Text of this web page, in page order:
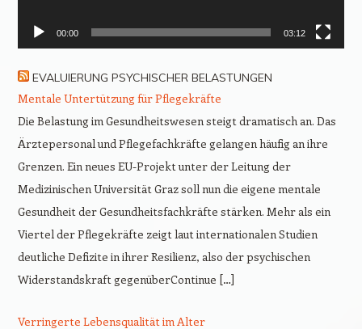
00:00 03:12
EVALUIERUNG PSYCHISCHER BELASTUNGEN
Mentale Untertützung für Pflegekräfte
Die Belastung im Gesundheitswesen steigt dramatisch an. Das
Ärztepersonal und Pflegefachkräfte gelangen häufig an ihre
Grenzen. Ein neues EU-Projekt unter der Leitung der
Medizinischen Universität Graz soll nun die eigene mentale
Gesundheit der Gesundheitsfachkräfte stärken. Mehr als ein
Viertel der Pflegekräfte zeigt laut internationalen Studien
deutliche Defizite in ihrer Resilienz, also der psychischen
Widerstandskraft gegenüberContinue […]
Verringerte Lebensqualität im Alter